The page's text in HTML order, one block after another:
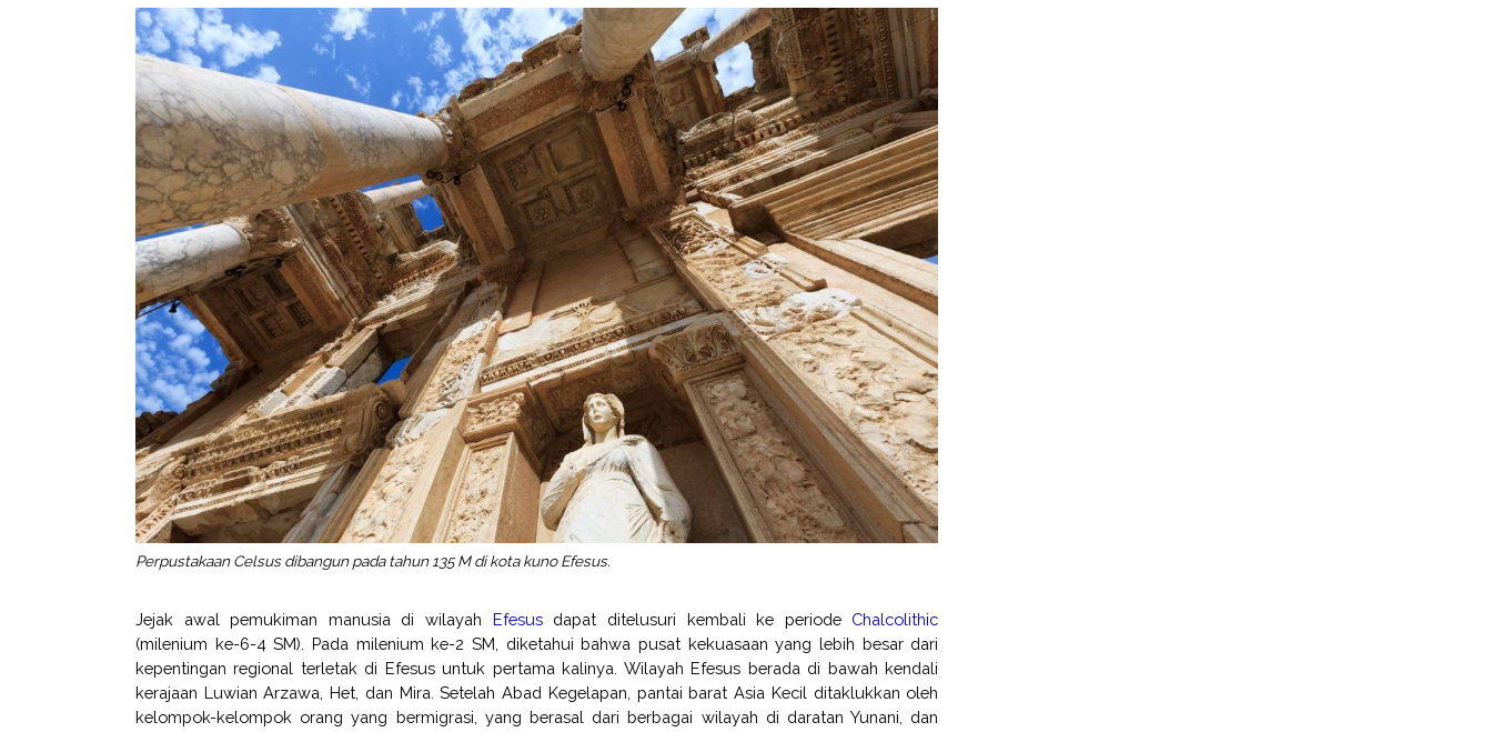
Perpustakaan Celsus dibangun pada tahun 135 M di kota kuno Efesus.
Jejak awal pemukiman manusia di wilayah Efesusdapat ditelusuri kembali ke periode Chalcolithic
(milenium ke-6-4 SM). Pada milenium ke-2 SM, diketahui bahwa pusat kekuasaan yang lebih besar dari
kepentingan regional terletak di Efesus untuk pertama kalinya. Wilayah Efesus berada di bawah kendali
kerajaan Luwian Arzawa, Het, dan Mira. Setelah Abad Kegelapan, pantai barat Asia Kecil ditaklukkan oleh
kelompok-kelompok orang yang bermigrasi, yang berasal dari berbagai wilayah di daratan Yunani, dan